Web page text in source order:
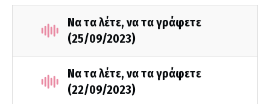
Να τα λέτε, να τα γράφετε
(25/09/2023)
Να τα λέτε, να τα γράφετε
(22/09/2023)